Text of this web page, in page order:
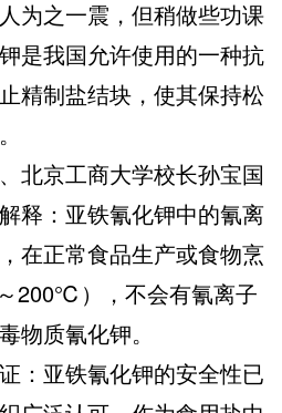
之一震，但稍做些功课
是我国允许使用的一种抗
精制盐结块，使其保持松
京工商大学校长孙宝国
释：亚铁氰化钾中的氰离
在正常食品生产或食物烹
200℃），不会有氰离子
物质氰化钾。
亚铁氰化钾的安全性已